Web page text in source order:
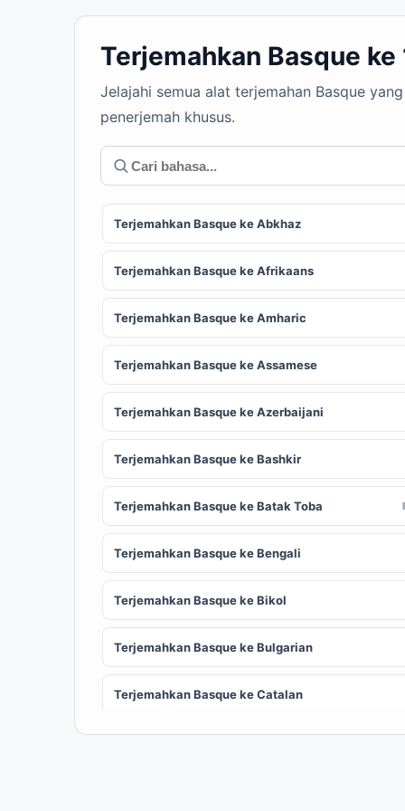
Terjemahkan Basque ke
Jelajahi semua alat terjemahan Basque
penerjemah khusus.
Terjemahkan Basque ke Abkhaz
Terjemahkan Basque ke Afrikaans
Terjemahkan Basque ke Amharic
Terjemahkan Basque ke Assamese
Terjemahkan Basque ke Azerbaijani
Terjemahkan Basque ke Bashkir
Terjemahkan Basque ke Batak Toba
Terjemahkan Basque ke Bengali
Terjemahkan Basque ke Bikol
Terjemahkan Basque ke Bulgarian
Terjemahkan Basque ke Catalan